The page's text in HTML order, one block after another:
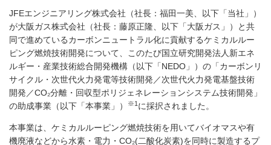
JFEエンジニアリング株式会社（社長：福田一美、以下「当社」）
が大阪ガス株式会社（社長：藤原正隆、以下「大阪ガス」）と共
同で進めているカーボンニュートラル化に貢献するケミカルルー
ピング燃焼技術開発について、このたび国立研究開発法人新エネ
ルギー・産業技術総合開発機構（以下「NEDO」）の「カーボンリ
サイクル・次世代火力発電等技術開発／次世代火力発電基盤技術
開発／CO₂分離・回収型ポリジェネレーションシステム技術開発」
の助成事業（以下「本事業」）
※1 に採択されました。
本事業は、ケミカルルーピング燃焼技術を用いてバイオマスや有
機廃液などから水素・電力・CO₂(二酸化炭素)を同時に製造するプ